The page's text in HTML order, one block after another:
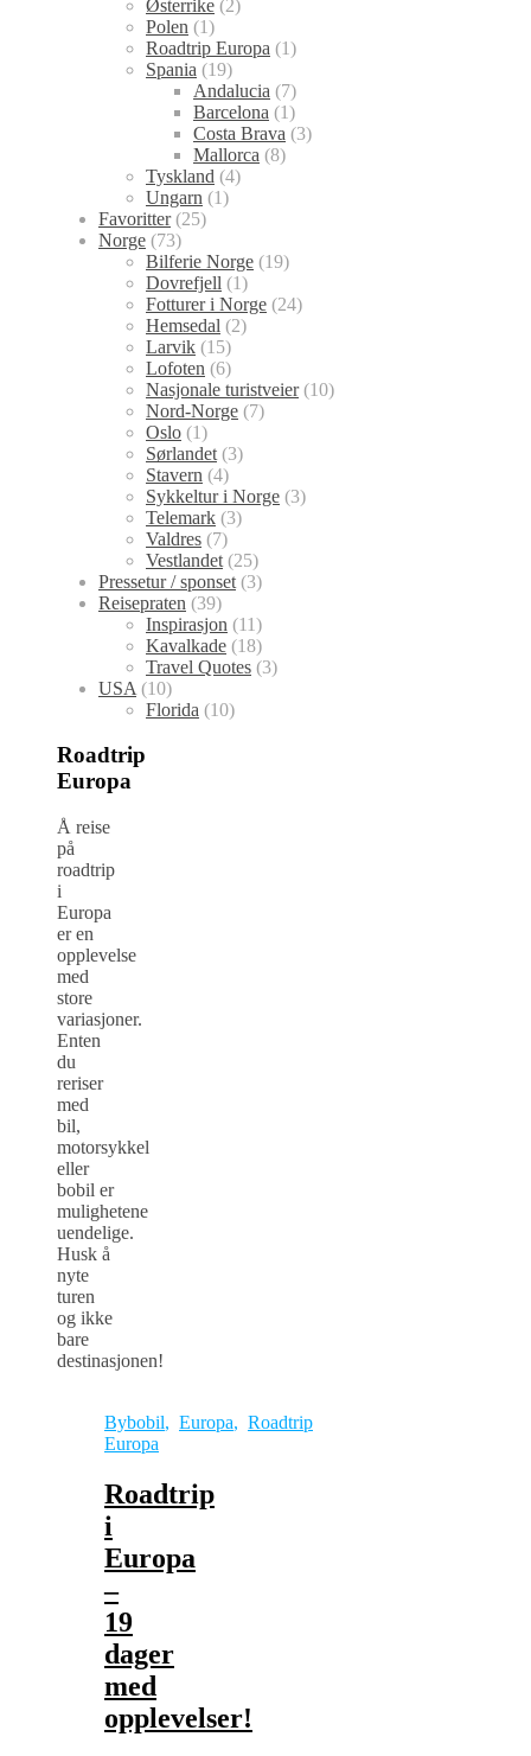
Østerrike (2)
Polen (1)
Roadtrip Europa (1)
Spania (19)
Andalucia (7)
Barcelona (1)
Costa Brava (3)
Mallorca (8)
Tyskland (4)
Ungarn (1)
Favoritter(25)
Norge (73)
Bilferie Norge (19)
Dovrefjell (1)
Fotturer i Norge (24)
Hemsedal (2)
Larvik (15)
Lofoten (6)
Nasjonale turistveier(10)
Nord-Norge (7)
Oslo (1)
Sørlandet (3)
Stavern (4)
Sykkeltur i Norge (3)
Telemark (3)
Valdres (7)
Vestlandet (25)
Pressetur / sponset (3)
Reisepraten (39)
Inspirasjon (11)
Kavalkade (18)
Travel Quotes (3)
USA (10)
Florida (10)
Roadtrip
Europa
Å reise
på
roadtrip
i
Europa
er en
opplevelse
med
store
variasjoner.
Enten
du
reriser
med
bil,
motorsykkel
eller
bobil er
mulighetene
uendelige.
Husk å
nyte
turen
og ikke
bare
destinasjonen!
Bybobil, Europa, Roadtrip
Europa
Roadtrip
i
Europa
–
19
dager
med
opplevelser!